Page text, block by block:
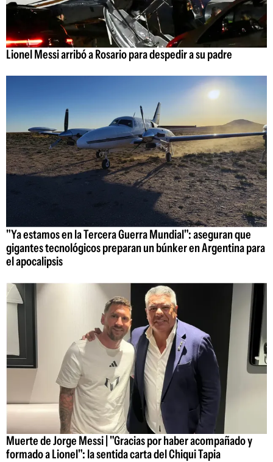
Lionel Messi arribó a Rosario para despedir a su padre
"Ya estamos en la Tercera Guerra Mundial": aseguran que
gigantes tecnológicos preparan un búnker en Argentina para
el apocalipsis
Muerte de Jorge Messi | "Gracias por haber acompañado y
formado a Lionel": la sentida carta del Chiqui Tapia